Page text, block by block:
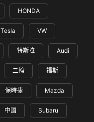
HONDA
Tesla VW
特斯拉 Audi
二輪 福斯
保時捷 Mazda
中國 Subaru